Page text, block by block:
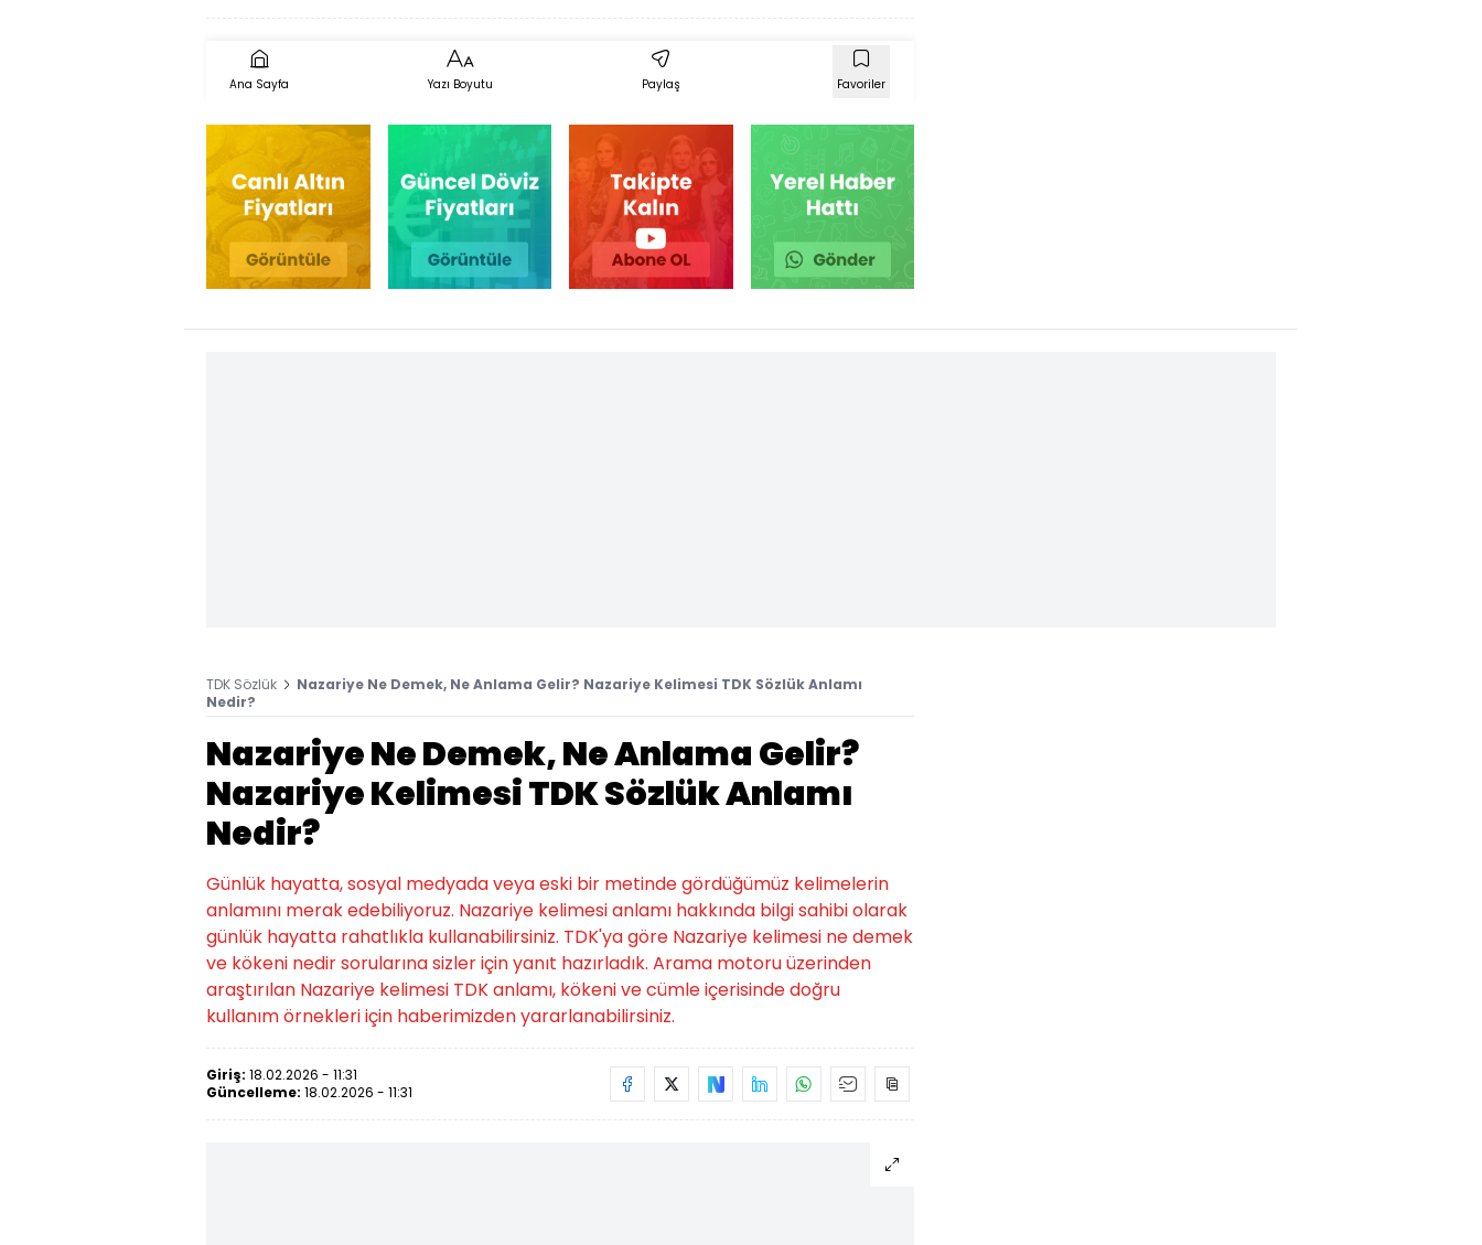
Ana Sayfa Yazı Boyutu Paylaş Favoriler
TDK Sözlük
Nazariye Ne Demek, Ne Anlama Gelir? Nazariye Kelimesi TDK Sözlük Anlamı
Nedir?
Nazariye Ne Demek, Ne Anlama Gelir?
Nazariye Kelimesi TDK Sözlük Anlamı
Nedir?
Günlük hayatta, sosyal medyada veya eski bir metinde gördüğümüz kelimelerin
anlamını merak edebiliyoruz. Nazariye kelimesi anlamı hakkında bilgi sahibi olarak
günlük hayatta rahatlıkla kullanabilirsiniz. TDK'ya göre Nazariye kelimesi ne demek
ve kökeni nedir sorularına sizler için yanıt hazırladık. Arama motoru üzerinden
araştırılan Nazariye kelimesi TDK anlamı, kökeni ve cümle içerisinde doğru
kullanım örnekleri için haberimizden yararlanabilirsiniz.
Giriş: 18.02.2026 - 11:31
Güncelleme: 18.02.2026 - 11:31